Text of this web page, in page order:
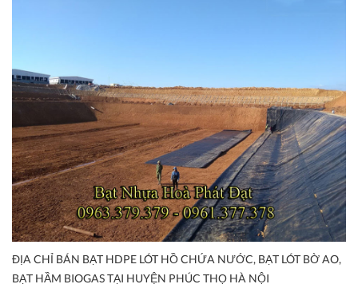
ĐỊA CHỈ BÁN BẠT HDPE LÓT HỒ CHỨA NƯỚC, BẠT LÓT BỜ AO,
BẠT HẦM BIOGAS TẠI HUYỆN PHÚC THỌ HÀ NỘI